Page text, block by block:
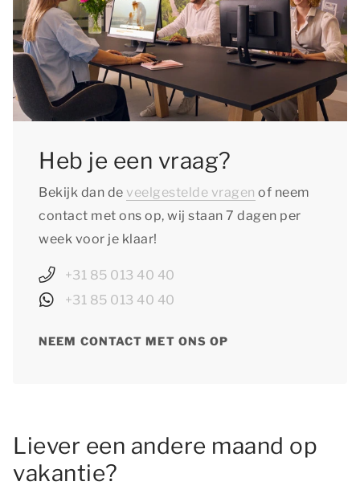
Heb je een vraag?
Bekijk dan de veelgestelde vragen of neem
contact met ons op, wij staan 7 dagen per
week voor je klaar!
+31 85 013 40 40
+31 85 013 40 40
NEEM CONTACT MET ONS OP
Liever een andere maand op
vakantie?